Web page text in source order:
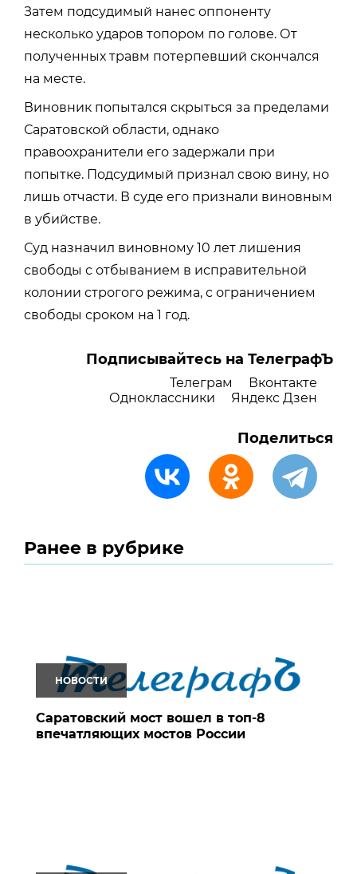
Затем подсудимый нанес оппоненту
несколько ударов топором по голове. От
полученных травм потерпевший скончался
на месте.
Виновник попытался скрыться за пределами
Саратовской области, однако
правоохранители его задержали при
попытке. Подсудимый признал свою вину, но
лишь отчасти. В суде его признали виновным
в убийстве.
Суд назначил виновному 10 лет лишения
свободы с отбыванием в исправительной
колонии строгого режима, с ограничением
свободы сроком на 1 год.
Подписывайтесь на ТелеграфЪ
Телеграм
Вконтакте
Одноклассники
Яндекс Дзен
Поделиться
Ранее в рубрике
НОВОСТИ
Саратовский мост вошел в топ-8
впечатляющих мостов России